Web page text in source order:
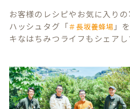
お客様のレシピやお気に入りの
ハッシュタグ「＃長坂養蜂場 」
キなはちみつライフもシェア